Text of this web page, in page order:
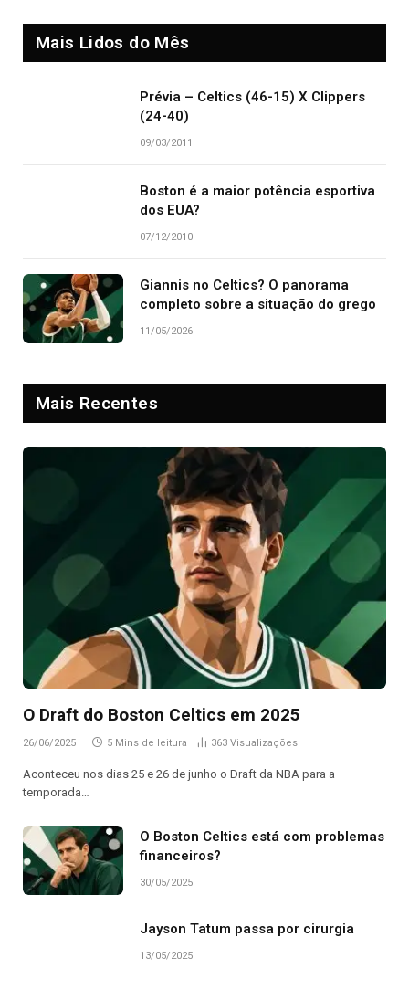
Mais Lidos do Mês
Prévia – Celtics (46-15) X Clippers
(24-40)
09/03/2011
Boston é a maior potência esportiva
dos EUA?
07/12/2010
Giannis no Celtics? O panorama
completo sobre a situação do grego
11/05/2026
Mais Recentes
O Draft do Boston Celtics em 2025
26/06/2025 5 Mins de leitura 363 Visualizações
Aconteceu nos dias 25 e 26 de junho o Draft da NBA para a
temporada…
O Boston Celtics está com problemas
financeiros?
30/05/2025
Jayson Tatum passa por cirurgia
13/05/2025